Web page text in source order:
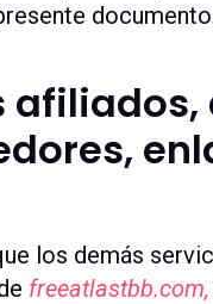
los demás
freeatlastbb.com,